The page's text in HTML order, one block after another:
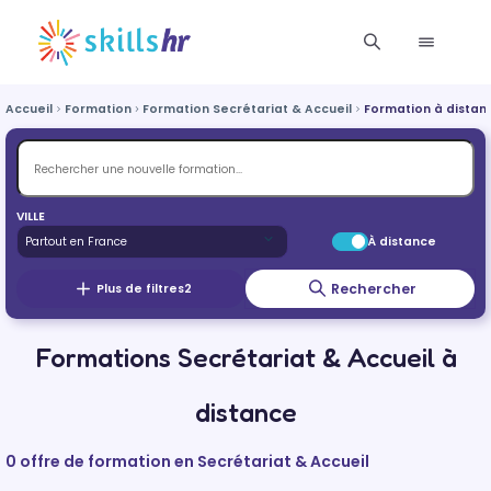
Accueil Formation Formation Secrétariat & Accueil Formation à
VILLE
À distance
Plus de filtres2 Rechercher
Formations Secrétariat & Accueil à
distance
0 offre de formation en Secrétariat & Accueil